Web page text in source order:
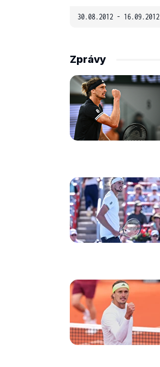
30.08.2012 - 16.09.2012
Zprávy